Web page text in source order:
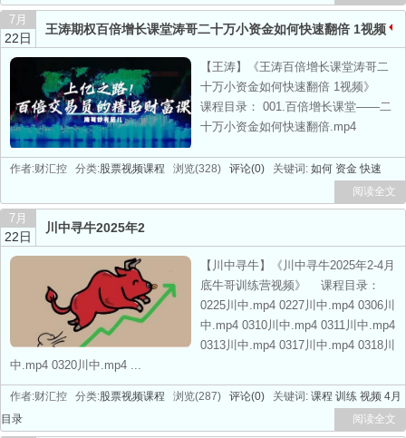
7月
22日
王涛期权百倍增长课堂涛哥二十万小资金如何快速翻倍 1视频
热门
【王涛】《王涛百倍增长课堂涛哥二
十万小资金如何快速翻倍 1视频》
课程目录： 001.百倍增长课堂——二
十万小资金如何快速翻倍.mp4
作者:财汇控 分类:股票视频课程 浏览(328) 评论(0) 关键词: 如何 资金 快速
阅读全文
7月
22日
川中寻牛2025年2
【川中寻牛】《川中寻牛2025年2-4月
底牛哥训练营视频》 课程目录：
0225川中.mp4 0227川中.mp4 0306川
中.mp4 0310川中.mp4 0311川中.mp4
0313川中.mp4 0317川中.mp4 0318川
中.mp4 0320川中.mp4 ...
作者:财汇控 分类:股票视频课程 浏览(287) 评论(0) 关键词: 课程 训练 视频 4月
目录
阅读全文